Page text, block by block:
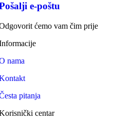
e-poštu
ćemo vam čim prije
nama
pitanja
centar